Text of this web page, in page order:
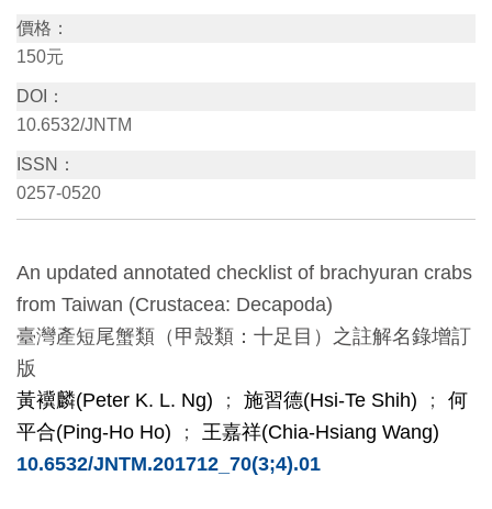
活
版
典
藏
研
究
便
價格：
150元
DOI：
10.6532/JNTM
ISSN：
0257-0520
An updated annotated checklist of brachyuran crabs
from Taiwan (Crustacea: Decapoda)
臺灣產短尾蟹類（甲殼類：十足目）之註解名錄增訂
版
黃䙫麟(Peter K. L. Ng) ； 施習德(Hsi-Te Shih) ； 何
平合(Ping-Ho Ho) ； 王嘉祥(Chia-Hsiang Wang)
10.6532/JNTM.201712_70(3;4).01